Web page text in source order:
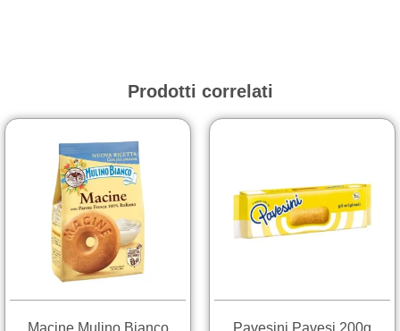
Prodotti correlati
Macine Mulino Bianco
Pavesini Pavesi 200g
da
2,10€
varianti.